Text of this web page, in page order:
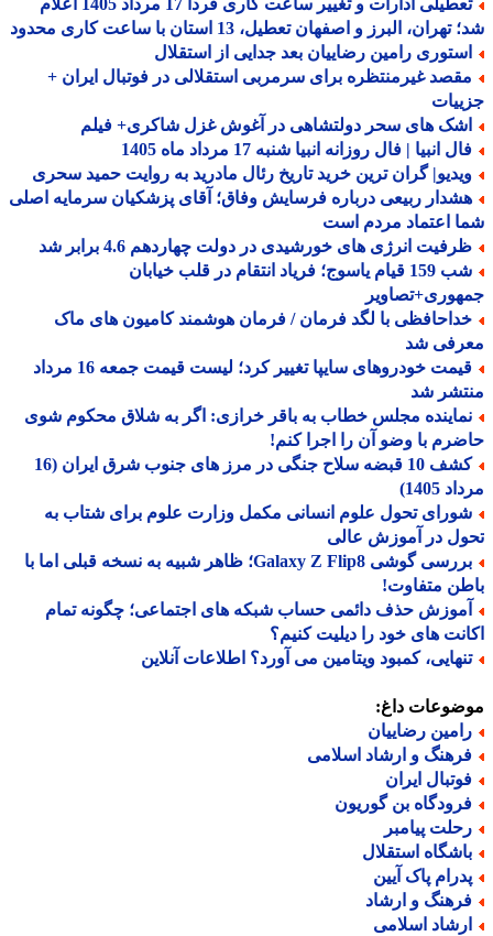
تعطیلی ادارات و تغییر ساعت کاری فردا 17 مرداد 1405 اعلام
البرز و اصفهان تعطیل، 13 استان با ساعت کاری محدود
رامین رضاییان بعد جدایی از استقلال
غیرمنتظره برای سرمربی استقلالی در فوتبال ایران +
های سحر دولتشاهی در آغوش غزل شاکری+ فیلم
انبیا | فال روزانه انبیا شنبه 17 مرداد ماه 1405
گران ترین خرید تاریخ رئال مادرید به روایت حمید سحری
ربیعی درباره فرسایش وفاق؛ آقای پزشکیان سرمایه اصلی
اعتماد مردم است
انرژی های خورشیدی در دولت چهاردهم 4.6 برابر شد
شب 159 قیام یاسوج؛ فریاد انتقام در قلب خیابان
با لگد فرمان / فرمان هوشمند کامیون های ماک
شد
قیمت خودروهای سایپا تغییر کرد؛ لیست قیمت جمعه 16 مرداد
شد
مجلس خطاب به باقر خرازی: اگر به شلاق محکوم شوی
با وضو آن را اجرا کنم!
کشف 10 قبضه سلاح جنگی در مرز های جنوب شرق ایران (16
1405)
تحول علوم انسانی مکمل وزارت علوم برای شتاب به
در آموزش عالی
بررسی گوشی Galaxy Z Flip8؛ ظاهر شبیه به نسخه قبلی اما با
متفاوت!
حذف دائمی حساب شبکه های اجتماعی؛ چگونه تمام
های خود را دیلیت کنیم؟
کمبود ویتامین می آورد؟ اطلاعات آنلاین
داغ:
رضاییان
و ارشاد اسلامی
ایران
بن گوریون
پیامبر
استقلال
پاک آیین
و ارشاد
اسلامی